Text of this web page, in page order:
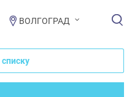
ВОЛГОГРАД